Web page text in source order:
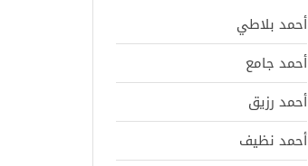
أحمد بلاطي
أحمد جامع
أحمد رزيق
أحمد نظيف